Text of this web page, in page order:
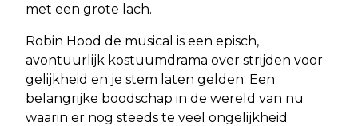
met een grote lach.
Robin Hood de musical is een episch,
avontuurlijk kostuumdrama over strijden voor
gelijkheid en je stem laten gelden. Een
belangrijke boodschap in de wereld van nu
waarin er nog steeds te veel ongelijkheid